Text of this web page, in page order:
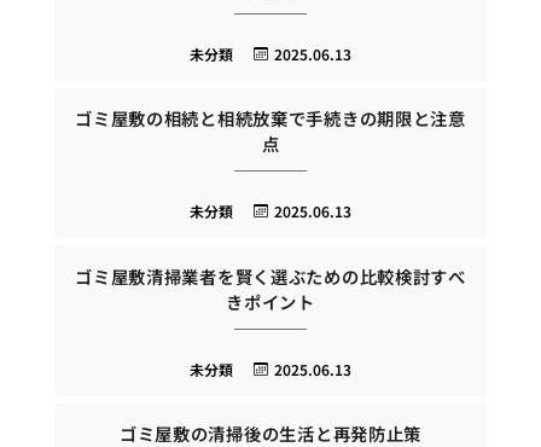
2025.06.13
未分類
ゴミ屋敷の相続と相続放棄で手続きの期限と注意
点
2025.06.13
未分類
ゴミ屋敷清掃業者を賢く選ぶための比較検討すべ
きポイント
2025.06.13
未分類
ゴミ屋敷の清掃後の生活と再発防止策